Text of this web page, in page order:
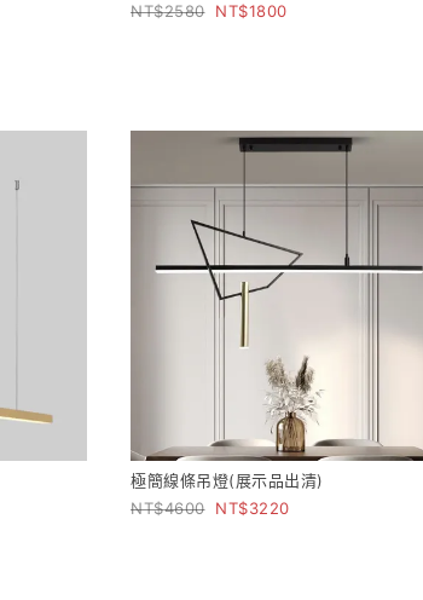
2580
1800
極簡線條吊燈(展示品出清)
4600
3220